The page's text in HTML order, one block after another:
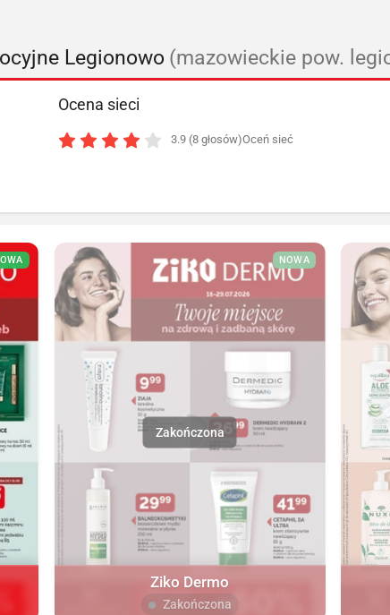
Legionowo (mazowieckie pow.
Ocena sieci
3.9 (8 głosów)Oceń sieć
NOWA
Ziko Dermo
Zakończona